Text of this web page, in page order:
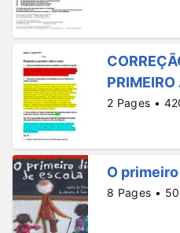
PRIMEIRO
2 Pages •
O
8 Pages •